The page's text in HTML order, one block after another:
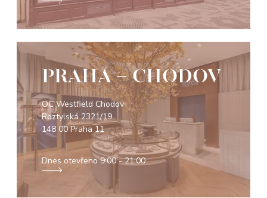
PRAHA - CHODOV
OC Westfield Chodov
Roztylská 2321/19
148 00 Praha 11
Dnes otevřeno9:00 - 21:00